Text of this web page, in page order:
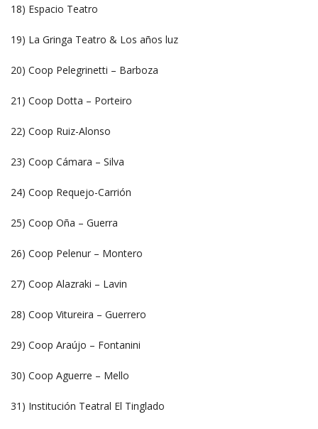
18) Espacio Teatro
19) La Gringa Teatro & Los años luz
20) Coop Pelegrinetti – Barboza
21) Coop Dotta – Porteiro
22) Coop Ruiz-Alonso
23) Coop Cámara – Silva
24) Coop Requejo-Carrión
25) Coop Oña – Guerra
26) Coop Pelenur – Montero
27) Coop Alazraki – Lavin
28) Coop Vitureira – Guerrero
29) Coop Araújo – Fontanini
30) Coop Aguerre – Mello
31) Institución Teatral El Tinglado